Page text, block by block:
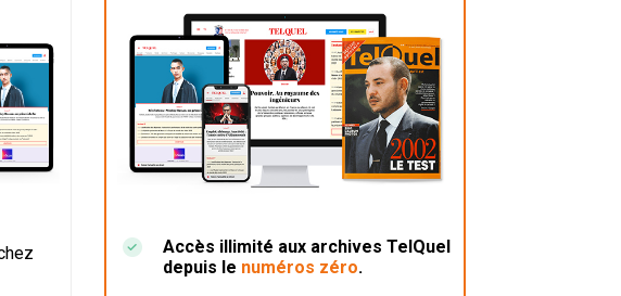
Accès illimité aux archives TelQuel
depuis le numéros zéro.